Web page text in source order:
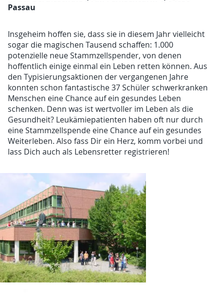
Passau
Insgeheim hoffen sie, dass sie in diesem Jahr vielleicht
sogar die magischen Tausend schaffen: 1.000
potenzielle neue Stammzellspender, von denen
hoffentlich einige einmal ein Leben retten können. Aus
den Typisierungsaktionen der vergangenen Jahre
konnten schon fantastische 37 Schüler schwerkranken
Menschen eine Chance auf ein gesundes Leben
schenken. Denn was ist wertvoller im Leben als die
Gesundheit? Leukämiepatienten haben oft nur durch
eine Stammzellspende eine Chance auf ein gesundes
Weiterleben. Also fass Dir ein Herz, komm vorbei und
lass Dich auch als Lebensretter registrieren!